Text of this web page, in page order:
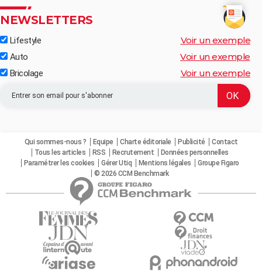
NEWSLETTERS
Lifestyle Voir un exemple
Auto Voir un exemple
Bricolage Voir un exemple
Qui sommes-nous ? Equipe Charte éditoriale Publicité
Contact
Tous les articles
RSS Recrutement
Données personnelles
Paramétrer les cookies
Gérer Utiq Mentions légales
Groupe Figaro
© 2026 CCM Benchmark